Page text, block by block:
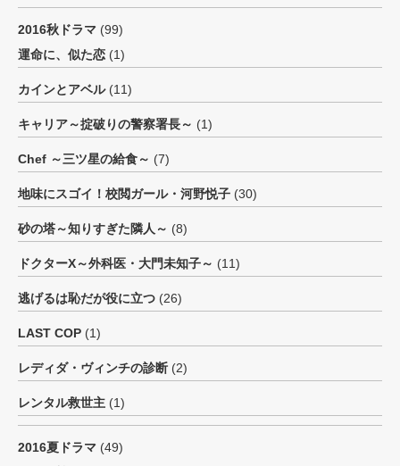
2016秋ドラマ (99)
運命に、似た恋 (1)
カインとアベル(11)
キャリア～掟破りの警察署長～ (1)
Chef ～三ツ星の給食～ (7)
地味にスゴイ！校閲ガール・河野悦子 (30)
砂の塔～知りすぎた隣人～ (8)
ドクターX～外科医・大門未知子～ (11)
逃げるは恥だが役に立つ (26)
LAST COP (1)
レディダ・ヴィンチの診断 (2)
レンタル救世主 (1)
2016夏ドラマ (49)